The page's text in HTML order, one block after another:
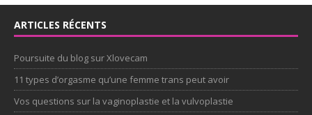
ARTICLES RÉCENTS
Poursuite du blog sur Xlovecam
11 types d’orgasme qu’une femme trans peut avoir
Vos questions sur la vaginoplastie et la vulvoplastie